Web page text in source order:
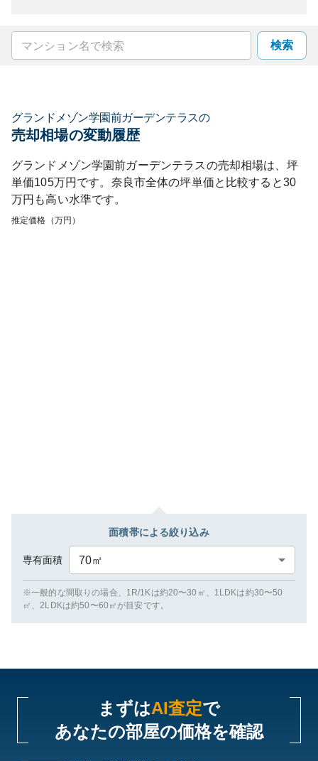
検索
グランドメゾン学園前ガーデンテラスの
売却相場の変動履歴
グランドメゾン学園前ガーデンテラスの売却相場は、坪
単価105万円です。 奈良市全体の坪単価と比較すると30
万円も高い水準です。
推定価格（万円）
面積帯による絞り込み
専有面積 70㎡
※一般的な間取りの場合、1R/1Kは約20〜30㎡、1LDKは約30〜50
㎡、2LDKは約50〜60㎡が目安です。
まずはAI査定で
あなたの部屋の価格を確認